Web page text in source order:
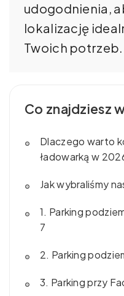
udogodnienia,
lokalizację
Twoich potrzeb.
Co znajdziesz
Dlaczego warto
ładowarką w
Jak wybraliśmy
1. Parking
7
2. Parking
3. Parking przy